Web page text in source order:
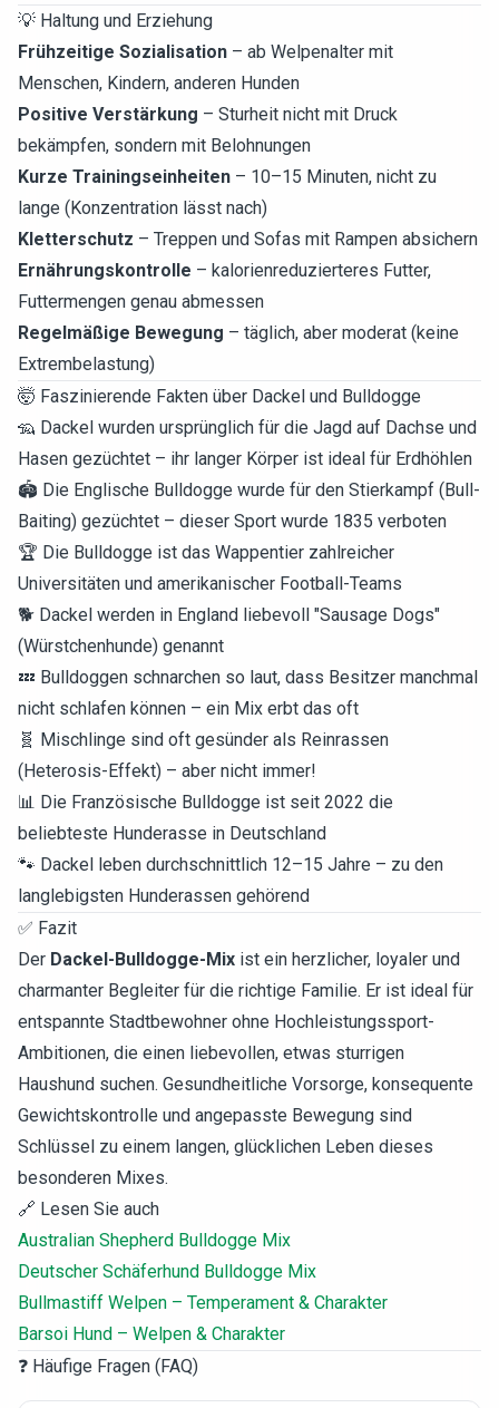
💡 Haltung und Erziehung
Frühzeitige Sozialisation – ab Welpenalter mit
Menschen, Kindern, anderen Hunden
Positive Verstärkung – Sturheit nicht mit Druck
bekämpfen, sondern mit Belohnungen
Kurze Trainingseinheiten – 10–15 Minuten, nicht zu
lange (Konzentration lässt nach)
Kletterschutz – Treppen und Sofas mit Rampen absichern
Ernährungskontrolle – kalorienreduzierteres Futter,
Futtermengen genau abmessen
Regelmäßige Bewegung – täglich, aber moderat (keine
Extrembelastung)
🤯 Faszinierende Fakten über Dackel und Bulldogge
🦡 Dackel wurden ursprünglich für die Jagd auf Dachse und
Hasen gezüchtet – ihr langer Körper ist ideal für Erdhöhlen
🏟️ Die Englische Bulldogge wurde für den Stierkampf (Bull-
Baiting) gezüchtet – dieser Sport wurde 1835 verboten
🏆 Die Bulldogge ist das Wappentier zahlreicher
Universitäten und amerikanischer Football-Teams
🐕 Dackel werden in England liebevoll "Sausage Dogs"
(Würstchenhunde) genannt
💤 Bulldoggen schnarchen so laut, dass Besitzer manchmal
nicht schlafen können – ein Mix erbt das oft
🧬 Mischlinge sind oft gesünder als Reinrassen
(Heterosis-Effekt) – aber nicht immer!
📊 Die Französische Bulldogge ist seit 2022 die
beliebteste Hunderasse in Deutschland
🐾 Dackel leben durchschnittlich 12–15 Jahre – zu den
langlebigsten Hunderassen gehörend
✅ Fazit
Der Dackel-Bulldogge-Mix ist ein herzlicher, loyaler und
charmanter Begleiter für die richtige Familie. Er ist ideal für
entspannte Stadtbewohner ohne Hochleistungssport-
Ambitionen, die einen liebevollen, etwas sturrigen
Haushund suchen. Gesundheitliche Vorsorge, konsequente
Gewichtskontrolle und angepasste Bewegung sind
Schlüssel zu einem langen, glücklichen Leben dieses
besonderen Mixes.
🔗 Lesen Sie auch
Australian Shepherd Bulldogge Mix
Deutscher Schäferhund Bulldogge Mix
Bullmastiff Welpen – Temperament & Charakter
Barsoi Hund – Welpen & Charakter
❓ Häufige Fragen (FAQ)